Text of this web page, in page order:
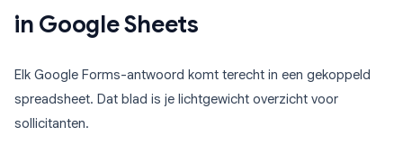
in Google Sheets
Elk Google Forms-antwoord komt terecht in een gekoppeld
spreadsheet. Dat blad is je lichtgewicht overzicht voor
sollicitanten.